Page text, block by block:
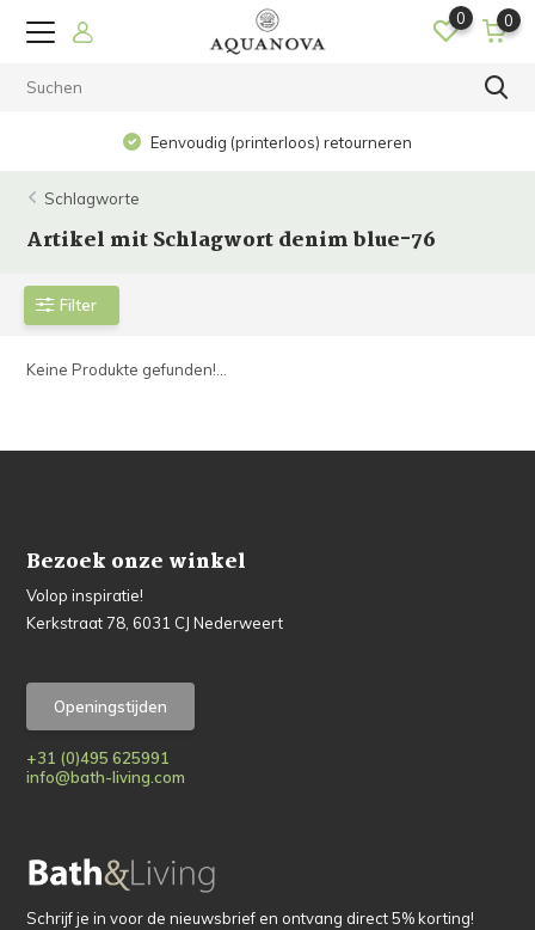
0 0
Eenvoudig (printerloos) retourneren
Schlagworte
Artikel mit Schlagwort denim blue-76
Filter
Keine Produkte gefunden!...
Bezoek onze winkel
Volop inspiratie!
Kerkstraat 78, 6031 CJ Nederweert
Openingstijden
+31 (0)495 625991
info@bath-living.com
Schrijf je in voor de nieuwsbrief en ontvang direct 5% korting!